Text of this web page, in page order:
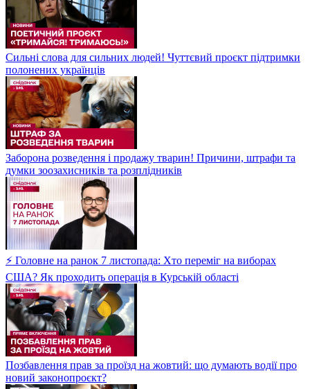
Сильні слова для сильних людей! Чуттєвий проєкт підтримки
полонених українців
Заборона розведення і продажу тварин! Причини, штрафи та
думки зоозахисників та розплідників
⚡ Головне на ранок 7 листопада: Хто переміг на виборах
США? Як проходить операція в Курській області
Позбавлення прав за проїзд на жовтий: що думають водії про
новий законопроєкт?